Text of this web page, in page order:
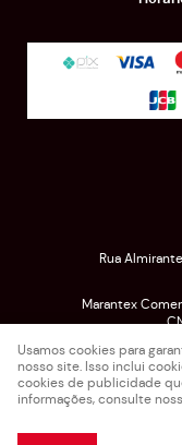
Rua
Marantex
Usamos cookies para
nosso site. Isso inclui
cookies de publicidade
informações, consulte